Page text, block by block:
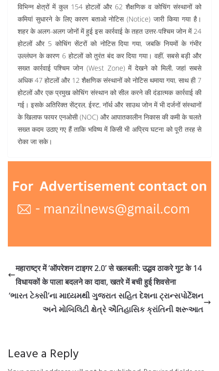
विभिन्न क्षेत्रों में कुल 154 होटलों और 62 शैक्षणिक व कोचिंग संस्थानों को
कमियां सुधारने के लिए कारण बताओ नोटिस (Notice) जारी किया गया है।
शहर के अलग-अलग जोनों में हुई इस कार्रवाई के तहत उत्तर-पश्चिम जोन में 24
होटलों और 5 कोचिंग सेंटरों को नोटिस दिया गया, जबकि नियमों के गंभीर
उल्लंघन के कारण 6 होटलों को तुरंत बंद कर दिया गया। वहीं, सबसे बड़ी और
सख्त कार्रवाई पश्चिम जोन (West Zone) में देखने को मिली, जहां सबसे
अधिक 47 होटलों और 12 शैक्षणिक संस्थानों को नोटिस थमाया गया, साथ ही 7
होटलों और एक प्रमुख कोचिंग संस्थान को सील करने की दंडात्मक कार्रवाई की
गई। इसके अतिरिक्त सेंट्रल, ईस्ट, नॉर्थ और साउथ जोन में भी दर्जनों संस्थानों
के खिलाफ फायर एनओसी (NOC) और आपातकालीन निकास की कमी के चलते
सख्त कदम उठाए गए हैं ताकि भविष्य में किसी भी अप्रिय घटना को पूरी तरह से
रोका जा सके।
महाराष्ट्र में ‘ऑपरेशन टाइगर 2.0’ से खलबली: उद्धव ठाकरे गुट के 14
विधायकों के पाला बदलने का दावा, खतरे में बची हुई शिवसेना
‘ભારત ટેક્સી’ના માધ્યમથી ગુજરાત સહિત દેશના ટ્રાન્સપોર્ટેશન
અને મોબિલિટી ક્ષેત્રે ઐતિહાસિક ક્રાંતિની શરૂઆત
Leave a Reply